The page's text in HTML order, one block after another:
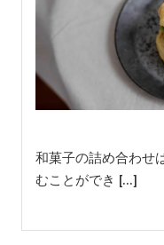
和菓子の詰め合わせ
むことができ […]